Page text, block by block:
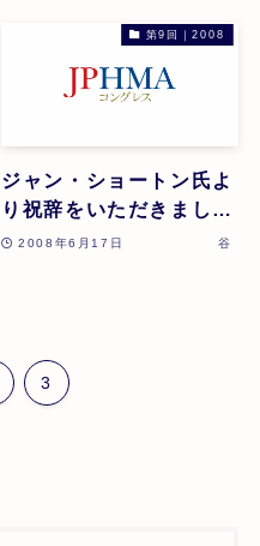
第9回｜2008
ジャン・ショートン氏よ
り祝辞をいただきまし
た。
2008年6月17日 谷
3